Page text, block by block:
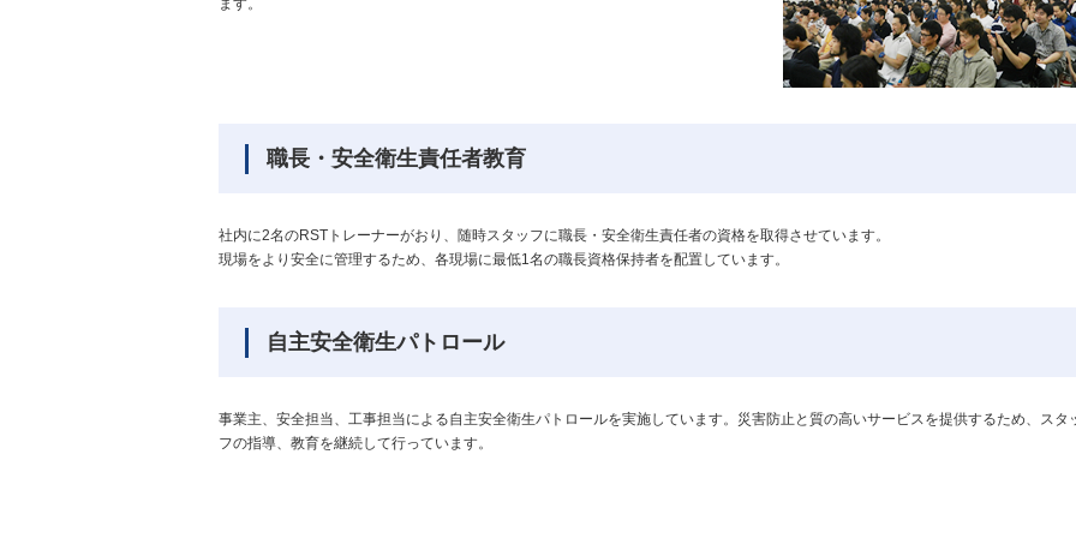
ます。
職長・安全衛生責任者教育
社内に2名のRSTトレーナーがおり、随時スタッフに職長・安全衛生責任者の資格を取得させています。
現場をより安全に管理するため、各現場に最低1名の職長資格保持者を配置しています。
自主安全衛生パトロール
事業主、安全担当、工事担当による自主安全衛生パトロールを実施しています。災害防止と質の高いサービスを提供するため、スタ
フの指導、教育を継続して行っています。